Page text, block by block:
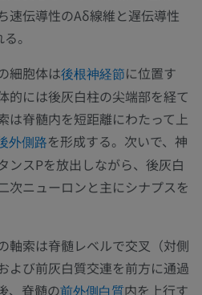
速伝導性のAδ線維と遅伝導性
。
細胞体は後根神経節に位置す
的には後灰白柱の尖端部を経て
は脊髄内を短距離にわたって上
外側路を形成する。次いで、神
ンスPを放出しながら、後灰白
次ニューロンと主にシナプスを
軸索は脊髄レベルで交叉（対側
よび前灰白質交連を前方に通過
、脊髄の前外側白質内を上行す